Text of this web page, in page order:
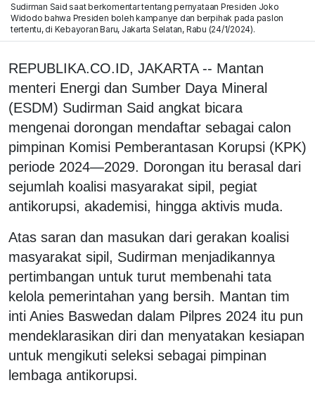
Sudirman Said saat berkomentar tentang pernyataan Presiden Joko
Widodo bahwa Presiden boleh kampanye dan berpihak pada paslon
tertentu, di Kebayoran Baru, Jakarta Selatan, Rabu (24/1/2024).
REPUBLIKA.CO.ID, JAKARTA -- Mantan
menteri Energi dan Sumber Daya Mineral
(ESDM) Sudirman Said angkat bicara
mengenai dorongan mendaftar sebagai calon
pimpinan Komisi Pemberantasan Korupsi (KPK)
periode 2024—2029. Dorongan itu berasal dari
sejumlah koalisi masyarakat sipil, pegiat
antikorupsi, akademisi, hingga aktivis muda.
Atas saran dan masukan dari gerakan koalisi
masyarakat sipil, Sudirman menjadikannya
pertimbangan untuk turut membenahi tata
kelola pemerintahan yang bersih. Mantan tim
inti Anies Baswedan dalam Pilpres 2024 itu pun
mendeklarasikan diri dan menyatakan kesiapan
untuk mengikuti seleksi sebagai pimpinan
lembaga antikorupsi.